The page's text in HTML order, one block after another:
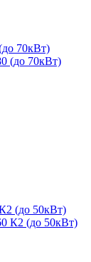
70кВт)
(до 50кВт)